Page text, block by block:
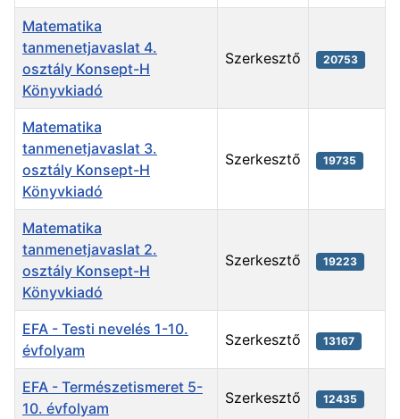
Matematika
tanmenetjavaslat 4.
osztály Konsept-H
Könyvkiadó
Szerkesztő 20753
Matematika
tanmenetjavaslat 3.
osztály Konsept-H
Könyvkiadó
Szerkesztő 19735
Matematika
tanmenetjavaslat 2.
osztály Konsept-H
Könyvkiadó
Szerkesztő 19223
EFA - Testi nevelés 1-10.
évfolyam
Szerkesztő 13167
EFA - Természetismeret 5-
10. évfolyam
Szerkesztő 12435